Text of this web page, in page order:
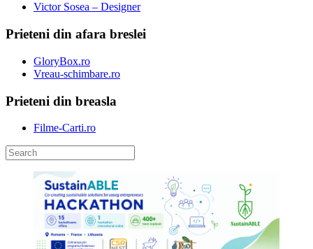
Victor Sosea – Designer
Prieteni din afara breslei
GloryBox.ro
Vreau-schimbare.ro
Prieteni din breasla
Filme-Carti.ro